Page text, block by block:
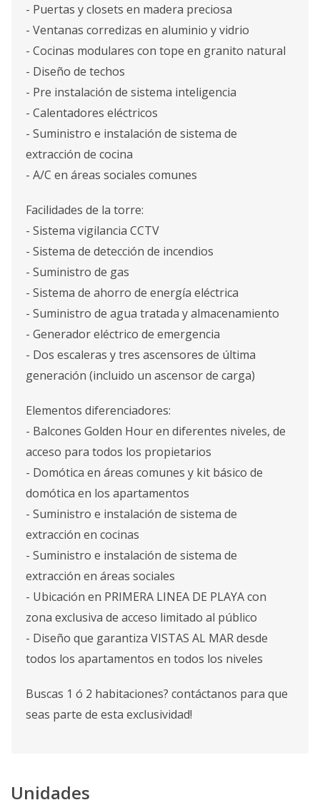
- Puertas y closets en madera preciosa
- Ventanas corredizas en aluminio y vidrio
- Cocinas modulares con tope en granito natural
- Diseño de techos
- Pre instalación de sistema inteligencia
- Calentadores eléctricos
- Suministro e instalación de sistema de
extracción de cocina
- A/C en áreas sociales comunes
Facilidades de la torre:
- Sistema vigilancia CCTV
- Sistema de detección de incendios
- Suministro de gas
- Sistema de ahorro de energía eléctrica
- Suministro de agua tratada y almacenamiento
- Generador eléctrico de emergencia
- Dos escaleras y tres ascensores de última
generación (incluido un ascensor de carga)
Elementos diferenciadores:
- Balcones Golden Hour en diferentes niveles, de
acceso para todos los propietarios
- Domótica en áreas comunes y kit básico de
domótica en los apartamentos
- Suministro e instalación de sistema de
extracción en cocinas
- Suministro e instalación de sistema de
extracción en áreas sociales
- Ubicación en PRIMERA LINEA DE PLAYA con
zona exclusiva de acceso limitado al público
- Diseño que garantiza VISTAS AL MAR desde
todos los apartamentos en todos los niveles
Buscas 1 ó 2 habitaciones? contáctanos para que
seas parte de esta exclusividad!
Unidades